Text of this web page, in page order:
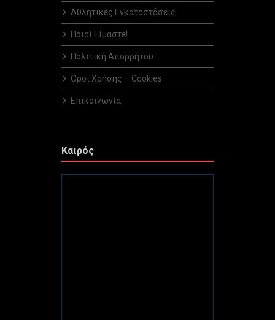
Αθλητικές Εγκαταστάσεις
Ποιοί Είμαστε!
Πολιτική Απορρήτου
Όροι Χρήσης – Cookies
Επικοινωνία
Καιρός